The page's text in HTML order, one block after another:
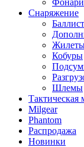
Фонари
Снаряжение
Жилеты
Кобуры
Шлемы
Тактическая
Milgear
Phantom
Распродажа
Новинки